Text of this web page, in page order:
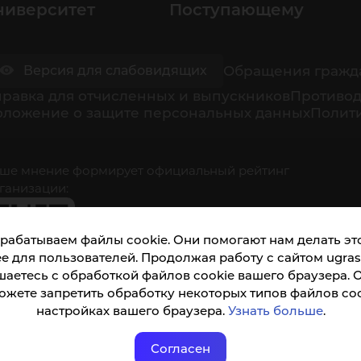
файлы cookie. Они помогают нам делать
для пользователей. Продолжая работу с сайтом
с обработкой файлов cookie вашего браузера.
запретить обработку некоторых типов файлов
настройках вашего браузера. Узнать больше.
Согласен
Поступающему
мнение формирует официальный рейтинг
доступна по QR-коду, а так же по прямой